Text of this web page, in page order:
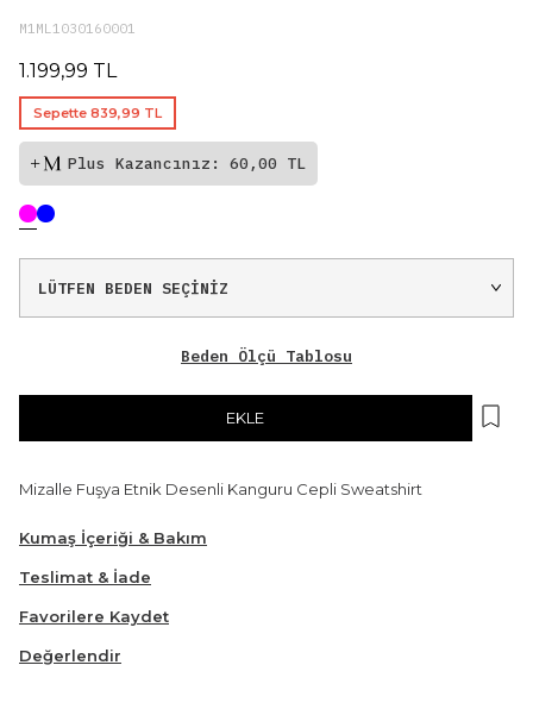
M1ML1030160001
1.199,99 TL
Sepette 839,99 TL
Plus Kazancınız: 60,00 TL
Beden Ölçü Tablosu
EKLE
Mizalle Fuşya Etnik Desenli Kanguru Cepli Sweatshirt
Kumaş İçeriği & Bakım
Teslimat & İade
Favorilere Kaydet
Değerlendir